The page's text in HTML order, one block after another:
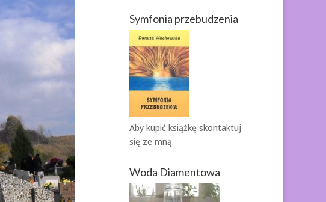
Symfonia przebudzenia
Aby kupić książkę skontaktuj
się ze mną.
Woda Diamentowa